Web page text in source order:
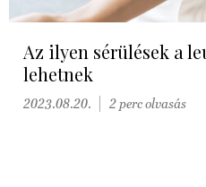
Az ilyen sérülések a
lehetnek
2023.08.20. 2 perc olvasás